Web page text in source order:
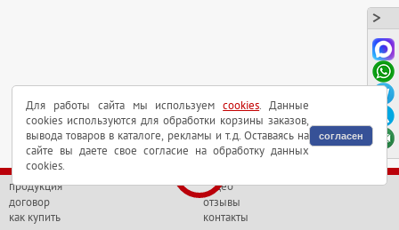
продукция
договор
как купить
видео
отзывы
контакты
Для работы сайта мы используемcookies. Данные
cookies используются для обработки корзины заказов,
вывода товаров в каталоге, рекламы и т.д. Оставаясь на
сайте вы даете свое согласие на обработку данных
cookies.
согласен